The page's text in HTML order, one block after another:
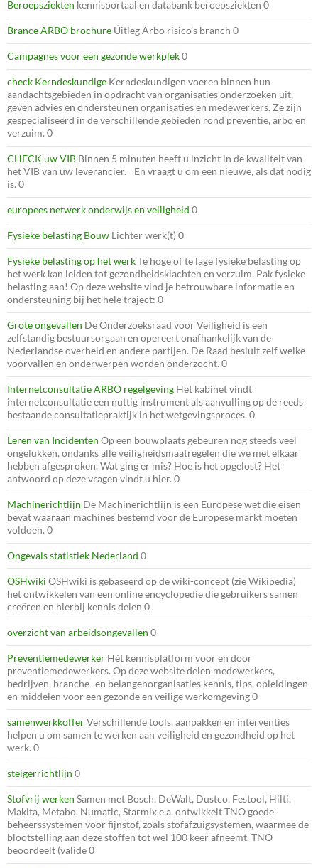
Beroepsziekten kennisportaal en databank beroepsziekten 0
Brance ARBO brochure Úitleg Arbo risico’s branch 0
Campagnes voor een gezonde werkplek0
check Kerndeskundige Kerndeskundigen voeren binnen hun
aandachtsgebieden in opdracht van organisaties onderzoeken uit,
geven advies en ondersteunen organisaties en medewerkers. Ze zijn
gespecialiseerd in de verschillende gebieden rond preventie, arbo en
verzuim. 0
CHECK uw VIB Binnen 5 minuten heeft u inzicht in de kwaliteit van
het VIB van uw leverancier. En vraagt u om een nieuwe, als dat nodig
is. 0
europees netwerk onderwijs en veiligheid 0
Fysieke belasting Bouw Lichter werk(t) 0
Fysieke belasting op het werkTe hoge of te lage fysieke belasting op
het werk kan leiden tot gezondheidsklachten en verzuim. Pak fysieke
belasting aan! Op deze website vind je betrouwbare informatie en
ondersteuning bij het hele traject: 0
Grote ongevallen De Onderzoeksraad voor Veiligheid is een
zelfstandig bestuursorgaan en opereert onafhankelijk van de
Nederlandse overheid en andere partijen. De Raad besluit zelf welke
voorvallen en onderwerpen worden onderzocht. 0
Internetconsultatie ARBO regelgeving Het kabinet vindt
internetconsultatie een nuttig instrument als aanvulling op de reeds
bestaande consultatiepraktijk in het wetgevingsproces. 0
Leren van Incidenten Op een bouwplaats gebeuren nog steeds veel
ongelukken, ondanks alle veiligheidsmaatregelen die we met elkaar
hebben afgesproken. Wat ging er mis? Hoe is het opgelost? Het
antwoord op deze vragen vindt u hier. 0
Machinerichtlijn De Machinerichtlijn is een Europese wet die eisen
bevat waaraan machines bestemd voor de Europese markt moeten
voldoen. 0
Ongevals statistiek Nederland 0
OSHwiki OSHwiki is gebaseerd op de wiki-concept (zie Wikipedia)
het ontwikkelen van een online encyclopedie die gebruikers samen
creëren en hierbij kennis delen 0
overzicht van arbeidsongevallen 0
Preventiemedewerker Hét kennisplatform voor en door
preventiemedewerkers. Op deze website delen medewerkers,
bedrijven, branche- en belangenorganisaties kennis, tips, opleidingen
en middelen voor een gezonde en veilige werkomgeving 0
samenwerkkofferVerschillende tools, aanpakken en interventies
helpen u om samen te werken aan veiligheid en gezondheid op het
werk. 0
steigerrichtlijn 0
Stofvrij werken Samen met Bosch, DeWalt, Dustco, Festool, Hilti,
Makita, Metabo, Numatic, Starmix e.a. ontwikkelt TNO goede
beheerssystemen voor fijnstof, zoals stofafzuigsystemen, waarmee de
blootstelling aan deze stoffen tot wel 100 keer afneemt. TNO
beoordeelt (valide 0